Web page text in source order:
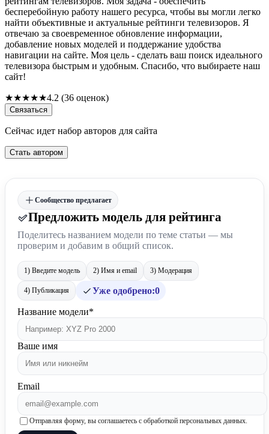
бесперебойную работу нашего ресурса, чтобы вы могли легко
найти объективные и актуальные рейтинги телевизоров. Я
отвечаю за своевременное обновление информации,
добавление новых моделей и поддержание удобства
навигации на сайте. Моя цель - сделать ваш поиск идеального
телевизора быстрым и удобным. Спасибо, что выбираете наш
сайт!
★★★★★4.2 (36 оценок)
Связаться
Сейчас идет набор авторов для сайта
Стать автором
Сообщество предлагает
Предложить модель для рейтинга
Поделитесь названием модели по теме статьи — мы
проверим и добавим в общий список.
1) Введите модель 2) Имя и email 3) Модерация
4) Публикация Уже одобрено:0
Название модели*
Ваше имя
Email
Отправляя форму, вы соглашаетесь с обработкой персональных данных.